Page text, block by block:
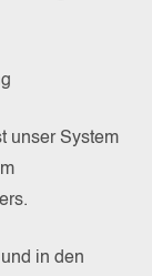
unser System
in den